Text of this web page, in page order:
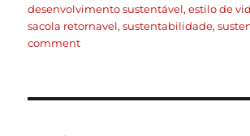
desenvolvimento sustentável,estilo de
sacola retornavel,sustentabilidade,
comment